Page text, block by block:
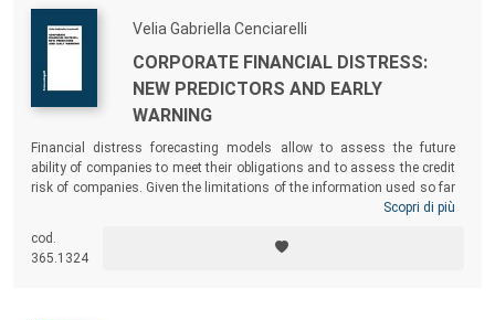
Velia Gabriella Cenciarelli
CORPORATE FINANCIAL DISTRESS:
NEW PREDICTORS AND EARLY
WARNING
Financial distress forecasting models allow to assess the future
ability of companies to meet their obligations and to assess the credit
risk of companies. Given the limitations of the information used so far
to forecast financial distress, this study attempts to investigate
influence the forecasting of corporate financial distress. A book that
can have relevant practical implications for banks, investors, analysts,
Scopri di più
cod.
365.1324